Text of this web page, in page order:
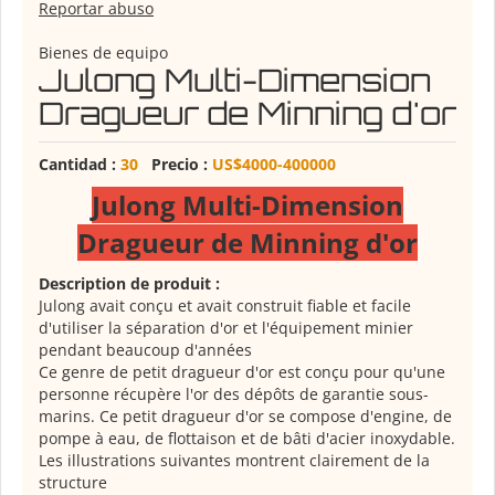
Reportar abuso
Bienes de equipo
Julong Multi-Dimension
Dragueur de Minning d'or
Cantidad : 30 Precio : US$4000-400000
Julong Multi-Dimension
Dragueur de Minning d'or
Description de produit :
Julong avait conçu et avait construit fiable et facile
d'utiliser la séparation d'or et l'équipement minier
pendant beaucoup d'années
Ce genre de petit dragueur d'or est conçu pour qu'une
personne récupère l'or des dépôts de garantie sous-
marins. Ce petit dragueur d'or se compose d'engine, de
pompe à eau, de flottaison et de bâti d'acier inoxydable.
Les illustrations suivantes montrent clairement de la
structure